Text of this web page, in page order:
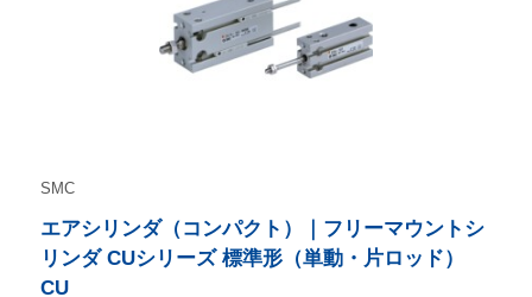
SMC
エアシリンダ（コンパクト）｜フリーマウントシ
リンダ CUシリーズ 標準形（単動・片ロッド）
CU